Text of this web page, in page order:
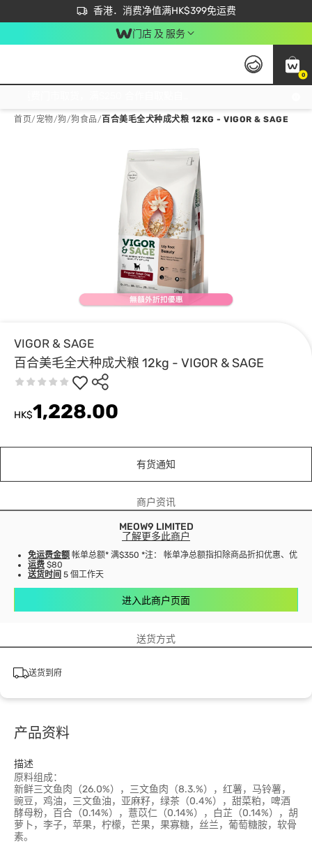
香港．消费净值满HK$399免运费
立即成为易赏钱会员尽享独家优惠
首次APP下单买满$450 输入 NEWAPP 即减$50
门店 及 服务
0
首页/ 宠物/狗/狗食品/ 百合美毛全犬种成犬粮 12KG - VIGOR & SAGE
VIGOR & SAGE
百合美毛全犬种成犬粮 12kg - VIGOR & SAGE
HK$1,228.00
有货通知
商户资讯
MEOW9 LIMITED
了解更多此商户
免运费金额 帐单总额* 满$350 *注： 帐单净总额指扣除商品折扣优惠、优惠
运费 $80
送货时间 5 個工作天
进入此商户页面
送货方式
送货到府
产品资料
描述
原料组成：
新鲜三文鱼肉（26.0%），三文鱼肉（8.3.%），红薯，马铃薯，
豌豆，鸡油，三文鱼油，亚麻籽，绿茶（0.4%），甜菜粕，啤酒
酵母粉，百合（0.14%），薏苡仁（0.14%），白芷（0.14%），胡
萝卜，李子，苹果，柠檬，芒果，果寡糖，丝兰，葡萄糖胺，软骨
素。